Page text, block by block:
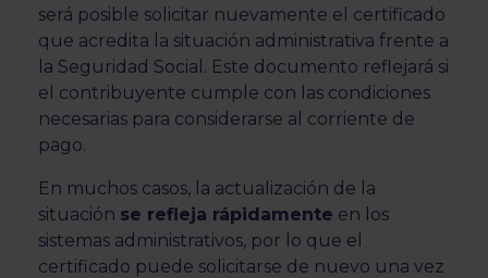
será posible solicitar nuevamente el certificado
que acredita la situación administrativa frente a
la Seguridad Social. Este documento reflejará si
el contribuyente cumple con las condiciones
necesarias para considerarse al corriente de
pago.
En muchos casos, la actualización de la
situación se refleja rápidamente en los
sistemas administrativos, por lo que el
certificado puede solicitarse de nuevo una vez